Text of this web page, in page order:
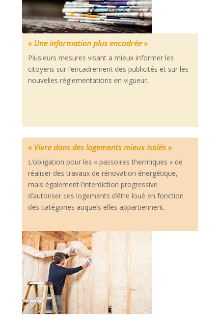
« Une information plus encadrée »
Plusieurs mesures visant a mieux informer les
citoyens sur l’encadrement des publicités et sur les
nouvelles réglementations en vigueur.
« Vivre dans des logements mieux isolés »
L’obligation pour les « passoires thermiques » de
réaliser des travaux de rénovation énergétique,
mais également l’interdiction progressive
d’autoriser ces logements d’être loué en fonction
des catégories auquels elles appartiennent.